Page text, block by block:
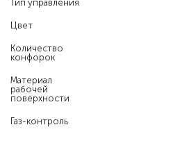
Тип управления
Цвет
Количество
конфорок
Материал
рабочей
поверхности
Газ-контроль